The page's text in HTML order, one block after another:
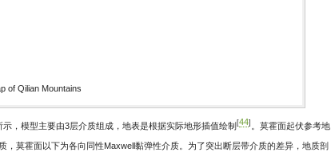
of Qilian Mountains
示，模型主要由3层介质组成，地表是根据实际地形插值绘制[44] 。莫霍面起伏参考地
莫霍面以下为各向同性Maxwell黏弹性介质。为了突出断层带介质的差异，地质剖